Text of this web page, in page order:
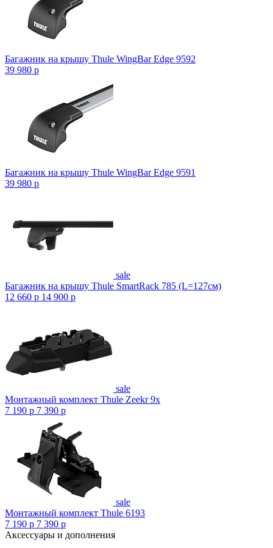
Багажник на крышу Thule WingBar Edge 9592
39 980 p
Багажник на крышу Thule WingBar Edge 9591
39 980 p
sale
Багажник на крышу Thule SmartRack 785 (L=127см)
12 660 p 14 900 p
sale
Монтажный комплект Thule Zeekr 9x
7 190 p 7 390 p
sale
Монтажный комплект Thule 6193
7 190 p 7 390 p
Аксессуары и дополнения